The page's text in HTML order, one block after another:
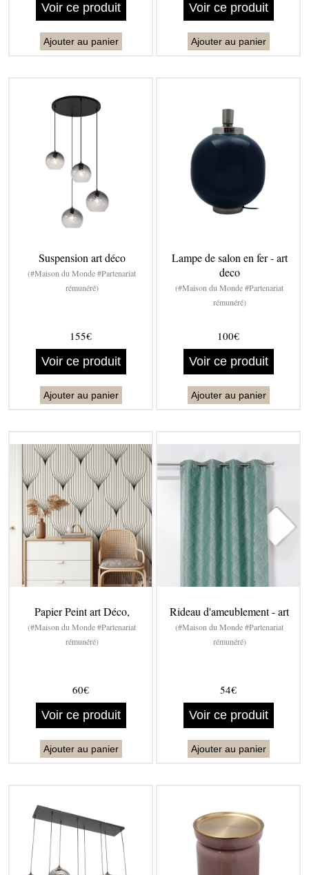
Voir ce produit
Ajouter au panier
Voir ce produit
Ajouter au panier
Suspension art déco
(#Maison du Monde #Partenariat
rémunéré)
155€
Voir ce produit
Ajouter au panier
Lampe de salon en fer - art
deco
(#Maison du Monde #Partenariat
rémunéré)
100€
Voir ce produit
Ajouter au panier
Papier Peint art Déco,
(#Maison du Monde #Partenariat
rémunéré)
60€
Voir ce produit
Ajouter au panier
Rideau d'ameublement - art
(#Maison du Monde #Partenariat
rémunéré)
54€
Voir ce produit
Ajouter au panier